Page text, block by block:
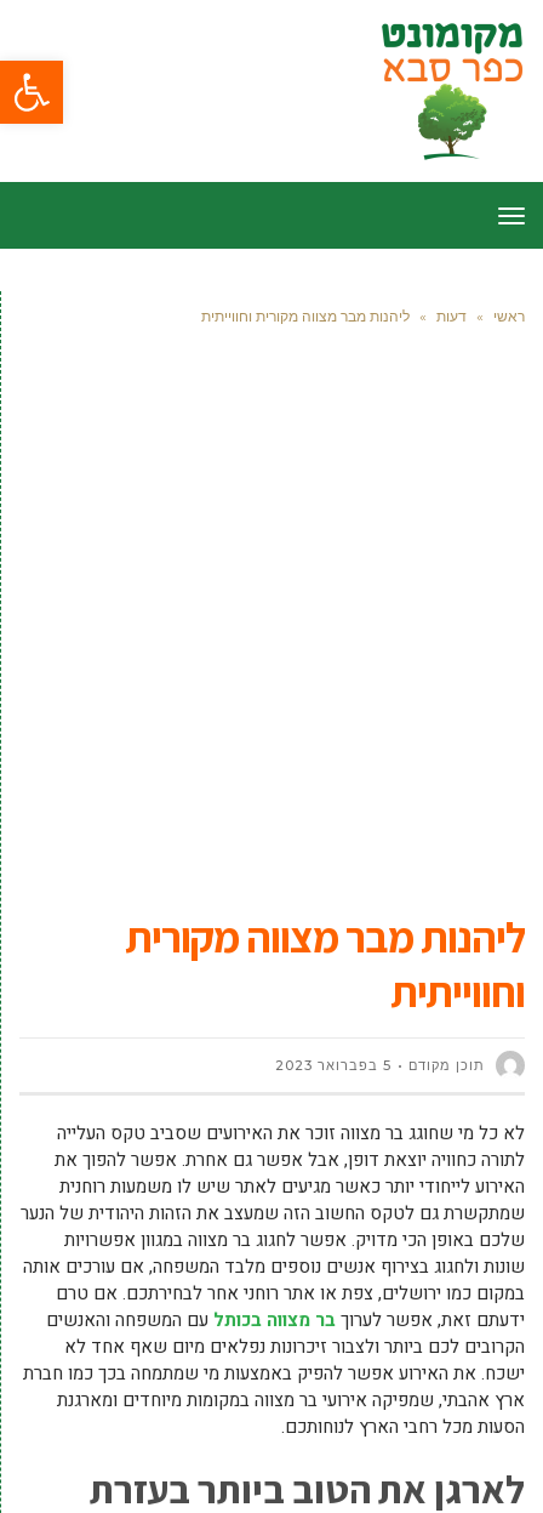
פתח
תפריט
ראשי » דעות » ליהנות מבר מצווה מקורית וחווייתית
ליהנות מבר מצווה מקורית
וחווייתית
תוכן מקודם 5 בפברואר 2023
לא כל מי שחוגג בר מצווה זוכר את האירועים שסביב טקס העלייה
לתורה כחוויה יוצאת דופן, אבל אפשר גם אחרת. אפשר להפוך את
האירוע לייחודי יותר כאשר מגיעים לאתר שיש לו משמעות רוחנית
שמתקשרת גם לטקס החשוב הזה שמעצב את הזהות היהודית של הנער
שלכם באופן הכי מדויק. אפשר לחגוג בר מצווה במגוון אפשרויות
שונות ולחגוג בצירוף אנשים נוספים מלבד המשפחה, אם עורכים אותה
במקום כמו ירושלים, צפת או אתר רוחני אחר לבחירתכם. אם טרם
ידעתם זאת, אפשר לערוךבר מצווה בכותל עם המשפחה והאנשים
הקרובים לכם ביותר ולצבור זיכרונות נפלאים מיום שאף אחד לא
ישכח. את האירוע אפשר להפיק באמצעות מי שמתמחה בכך כמו חברת
ארץ אהבתי, שמפיקה אירועי בר מצווה במקומות מיוחדים ומארגנת
הסעות מכל רחבי הארץ לנוחותכם.
לארגן את הטוב ביותר בעזרת